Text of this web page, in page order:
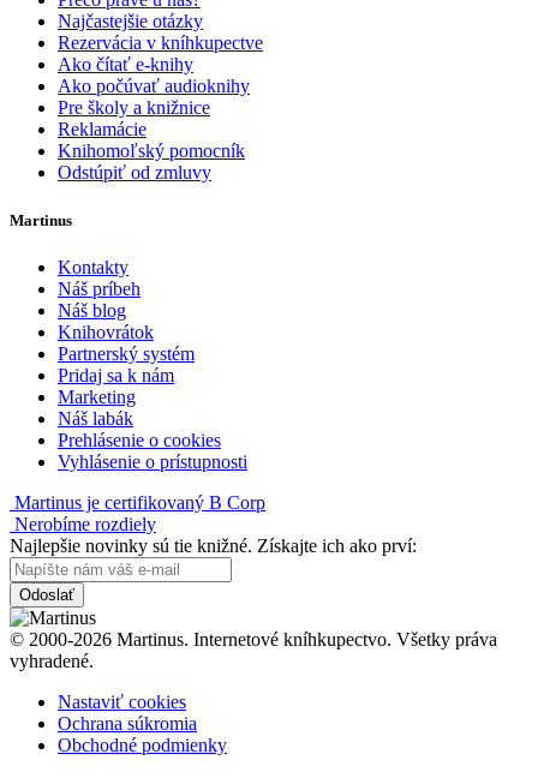
Najčastejšie otázky
Rezervácia v kníhkupectve
Ako čítať e-knihy
Ako počúvať audioknihy
Pre školy a knižnice
Reklamácie
Knihomoľský pomocník
Odstúpiť od zmluvy
Martinus
Kontakty
Náš príbeh
Náš blog
Knihovrátok
Partnerský systém
Pridaj sa k nám
Marketing
Náš labák
Prehlásenie o cookies
Vyhlásenie o prístupnosti
Martinus je certifikovaný B Corp
Nerobíme rozdiely
Najlepšie novinky sú tie knižné. Získajte ich ako prví:
Odoslať
© 2000-2026 Martinus. Internetové kníhkupectvo. Všetky práva
vyhradené.
Nastaviť cookies
Ochrana súkromia
Obchodné podmienky